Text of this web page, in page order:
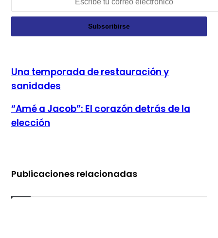
Una temporada de restauración y sanidades
Una temporada de restauración y
sanidades
“Amé a Jacob”: El corazón detrás de la elección
“Amé a Jacob”: El corazón detrás de la
elección
Publicaciones relacionadas